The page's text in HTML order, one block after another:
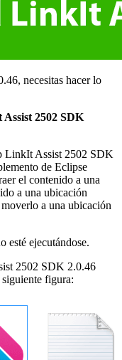
necesitas hacer lo
2502 SDK
LinkIt Assist 2502 SDK
de Eclipse
el contenido a una
a una ubicación
a una ubicación
esté ejecutándose.
2502 SDK 2.0.46
figura: